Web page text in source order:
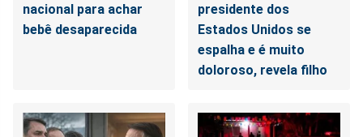
nacional para achar
bebê desaparecida
presidente dos
Estados Unidos se
espalha e é muito
doloroso, revela filho